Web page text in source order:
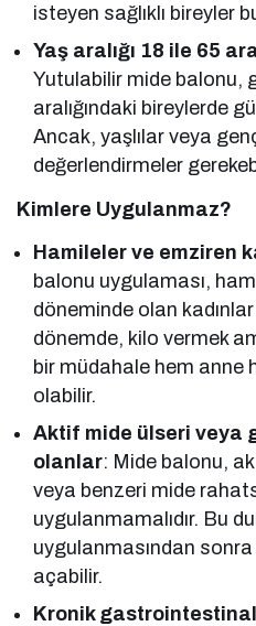
isteyen sağlıklı bireyler
Yaş aralığı 18 ile 65
Yutulabilir mide balonu,
aralığındaki bireylerde
Ancak, yaşlılar veya
değerlendirmeler
Kimlere Uygulanmaz?
Hamileler ve emziren
balonu uygulaması,
döneminde olan
dönemde, kilo vermek
bir müdahale hem anne
olabilir.
Aktif mide ülseri veya
olanlar: Mide balonu,
veya benzeri mide
uygulanmamalıdır. Bu
uygulanmasından
açabilir.
Kronik